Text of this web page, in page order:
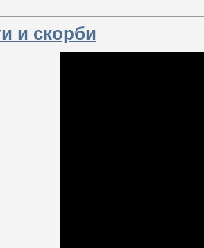
и скорби